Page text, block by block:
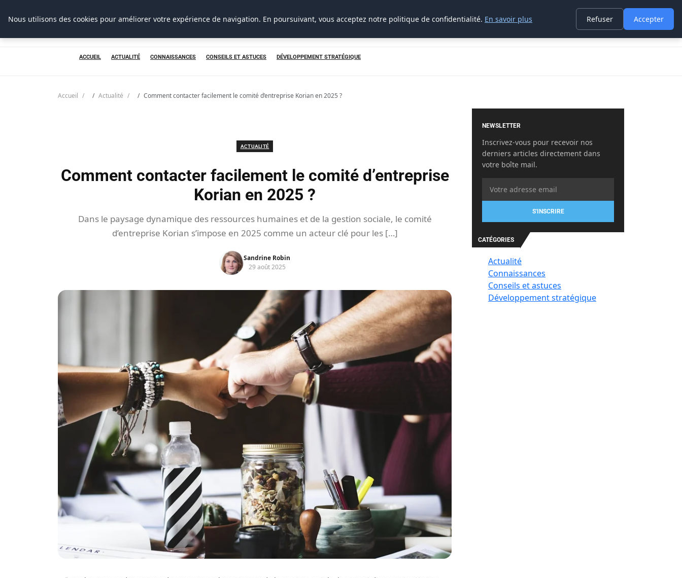
Prospection Pro
ACCUEIL ACTUALITÉ CONNAISSANCES CONSEILS ET ASTUCES DÉVELOPPEMENT STRATÉGIQUE
Accueil Actualité Comment contacter facilement le comité d’entreprise Korian en 2025 ?
ACTUALITÉ
Comment contacter facilement le comité d’entreprise
Korian en 2025 ?
Dans le paysage dynamique des ressources humaines et de la gestion sociale, le comité
d’entreprise Korian s’impose en 2025 comme un acteur clé pour les […]
Sandrine Robin
29 août 2025
NEWSLETTER
Inscrivez-vous pour recevoir nos
derniers articles directement dans
votre boîte mail.
S'INSCRIRE
CATÉGORIES
Actualité
Connaissances
Conseils et astuces
Développement stratégique
Nous utilisons des cookies pour améliorer votre expérience de navigation. En poursuivant, vous acceptez notre politique de confidentialité. En savoir plus Refuser Accepter